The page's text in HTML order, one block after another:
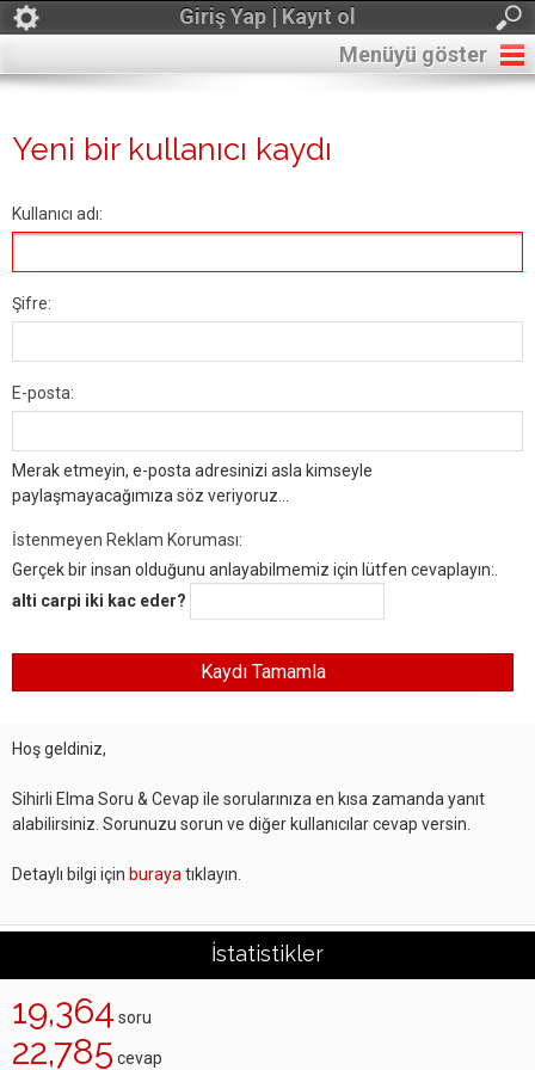
Giriş Yap | Kayıt ol
Menüyü göster
Yeni bir kullanıcı kaydı
Kullanıcı adı:
Şifre:
E-posta:
Merak etmeyin, e-posta adresinizi asla kimseyle
paylaşmayacağımıza söz veriyoruz...
İstenmeyen Reklam Koruması:
Gerçek bir insan olduğunu anlayabilmemiz için lütfen cevaplayın:.
alti carpi iki kac eder?
Hoş geldiniz,
Sihirli Elma Soru & Cevap ile sorularınıza en kısa zamanda yanıt
alabilirsiniz. Sorunuzu sorun ve diğer kullanıcılar cevap versin.
Detaylı bilgi için buraya tıklayın.
İstatistikler
19,364 soru
22,785 cevap